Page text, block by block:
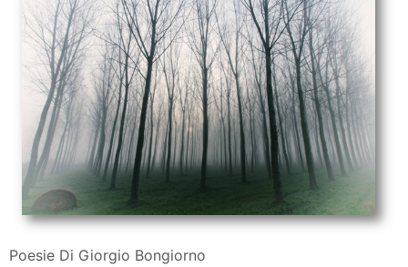
Poesie Di Giorgio Bongiorno